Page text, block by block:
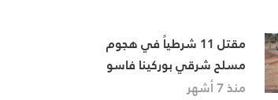
مقتل 11 شرطياً في هجوم
مسلح شرقي بوركينا فاسو
منذ 7 أشهر